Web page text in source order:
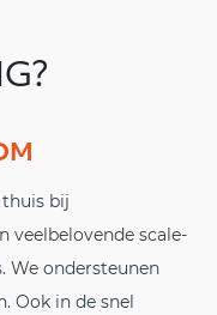
thuis bij
veelbelovende scale-
We ondersteunen
Ook in de snel